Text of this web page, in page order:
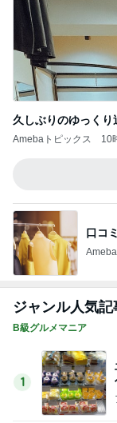
久しぶりのゆっくり
Amebaトピックス 10
口コ
ジャンル人気
B級グルメマニア
1